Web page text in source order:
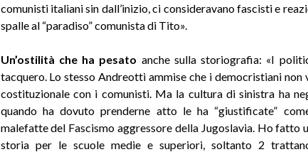
comunisti italiani sin dall’inizio, ci consideravano fascisti e
spalle al “paradiso” comunista di Tito».
Un’ostilità che ha pesato anche sulla storiografia: «I
tacquero. Lo stesso Andreotti ammise che i democristiani non
costituzionale con i comunisti. Ma la cultura di sinistra ha
quando ha dovuto prenderne atto le ha “giustificate”
malefatte del Fascismo aggressore della Jugoslavia. Ho fatto
storia per le scuole medie e superiori, soltanto 2